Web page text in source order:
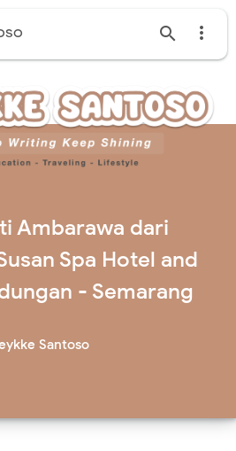
 
Ambarawa dari
Spa Hotel and
- Semarang
Santoso